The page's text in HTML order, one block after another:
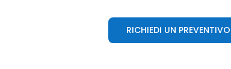
RICHIEDI UN PREVENTIVO